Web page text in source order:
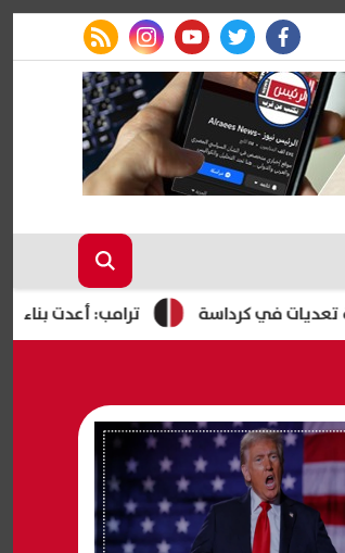
facebook
twitter
youtube
instagram
rss feed
ترامب: أعدت بناء الجيش كرداسة